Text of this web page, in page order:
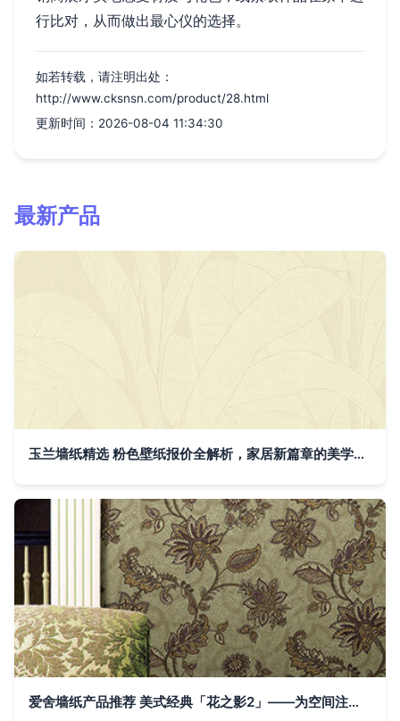
行比对，从而做出最心仪的选择。
如若转载，请注明出处：
http://www.cksnsn.com/product/28.html
更新时间：2026-08-04 11:34:30
最新产品
玉兰墙纸精选 粉色壁纸报价全解析，家居新篇章的美学起点
爱舍墙纸产品推荐 美式经典「花之影2」——为空间注入自然灵感